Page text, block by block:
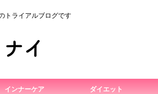
トライアルブログです
インナーケア ダイエット